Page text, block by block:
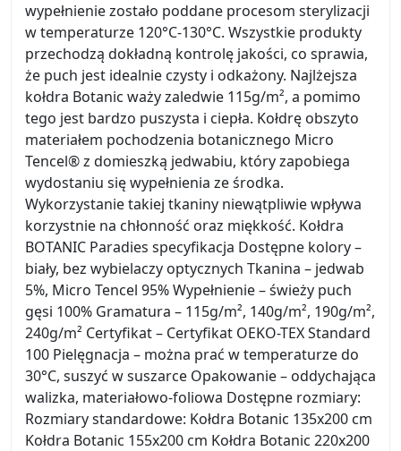
wypełnienie zostało poddane procesom sterylizacji
w temperaturze 120°C-130°C. Wszystkie produkty
przechodzą dokładną kontrolę jakości, co sprawia,
że puch jest idealnie czysty i odkażony. Najlżejsza
kołdra Botanic waży zaledwie 115g/m², a pomimo
tego jest bardzo puszysta i ciepła. Kołdrę obszyto
materiałem pochodzenia botanicznego Micro
Tencel® z domieszką jedwabiu, który zapobiega
wydostaniu się wypełnienia ze środka.
Wykorzystanie takiej tkaniny niewątpliwie wpływa
korzystnie na chłonność oraz miękkość. Kołdra
BOTANIC Paradies specyfikacja Dostępne kolory –
biały, bez wybielaczy optycznych Tkanina – jedwab
5%, Micro Tencel 95% Wypełnienie – świeży puch
gęsi 100% Gramatura – 115g/m², 140g/m², 190g/m²,
240g/m² Certyfikat – Certyfikat OEKO-TEX Standard
100 Pielęgnacja – można prać w temperaturze do
30°C, suszyć w suszarce Opakowanie – oddychająca
walizka, materiałowo-foliowa Dostępne rozmiary:
Rozmiary standardowe: Kołdra Botanic 135x200 cm
Kołdra Botanic 155x200 cm Kołdra Botanic 220x200